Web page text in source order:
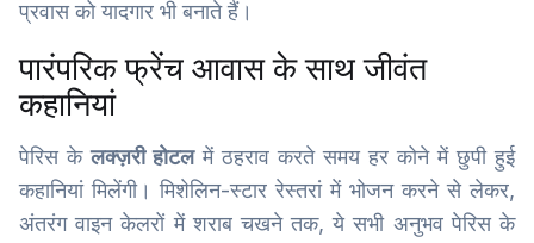
प्रवास को यादगार भी बनाते हैं।
पारंपरिक फ्रेंच आवास के साथ जीवंत
कहानियां
पेरिस केलक्ज़री होटलमें ठहराव करते समय हर कोने में छुपी हुई
कहानियां मिलेंगी। मिशेलिन-स्टार रेस्तरां में भोजन करने से लेकर,
अंतरंग वाइन केलरों में शराब चखने तक, ये सभी अनुभव पेरिस के